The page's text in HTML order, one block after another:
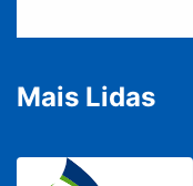
Mais Lidas